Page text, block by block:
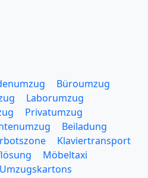
Büroumzug
Laborumzug
Privatumzug
Beiladung
Klaviertransport
Möbeltaxi
Umzugskartons